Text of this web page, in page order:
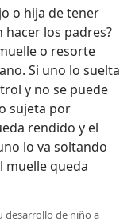
o hija de tener
hacer los padres?
o resorte
Si uno lo suelta
y no se puede
sujeta por
rendido y el
lo va soltando
muelle queda
desarrollo de niño a